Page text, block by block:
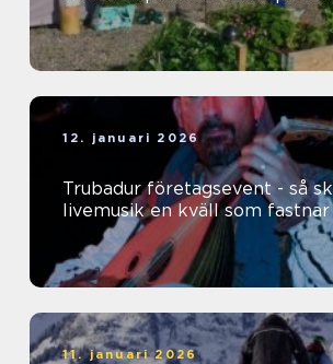
12. januari 2026
Trubadur företagsevent - så
livemusik en kväll som fastnar
11. januari 2026